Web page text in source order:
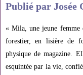
Publié par Josée
« Mila, une jeune femme
forestier, en lisière de
physique de magazine.
esquintée par la vie,